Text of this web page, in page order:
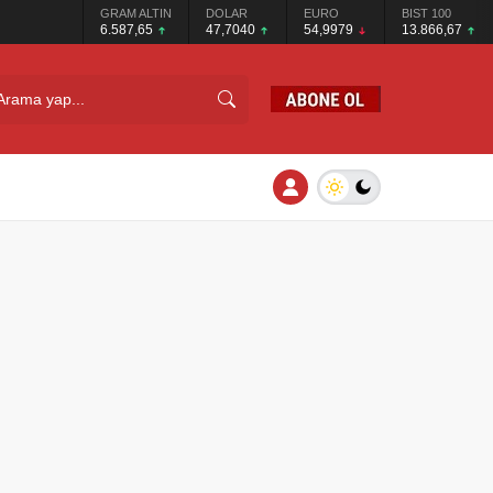
GRAM ALTIN
6.587,65
DOLAR
47,7040
EURO
54,9979
BIST 100
13.866,67